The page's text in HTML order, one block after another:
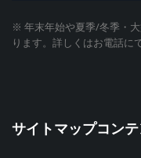
※ 年末年始や夏季/冬季・
ります。詳しくはお電話に
サイトマップコン